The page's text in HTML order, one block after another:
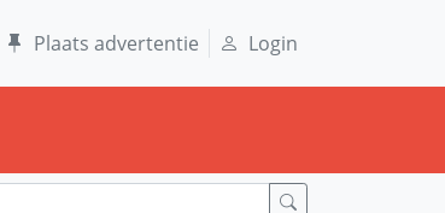
Plaats advertentie Login